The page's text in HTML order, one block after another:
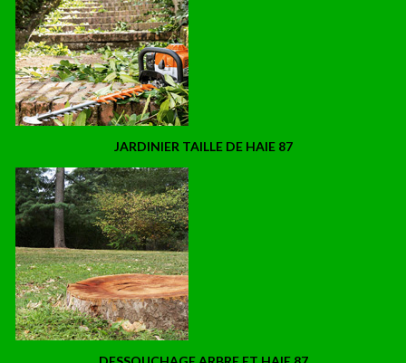
JARDINIER TAILLE DE HAIE 87